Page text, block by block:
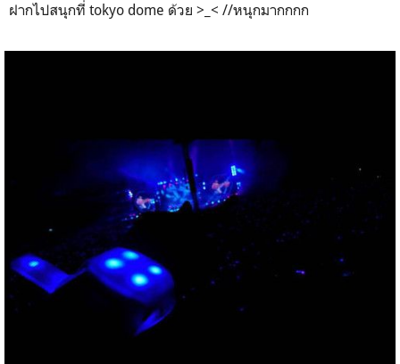
ฝากไปสนุกที่ tokyo dome ด้วย >_< //หนุกมากกกก